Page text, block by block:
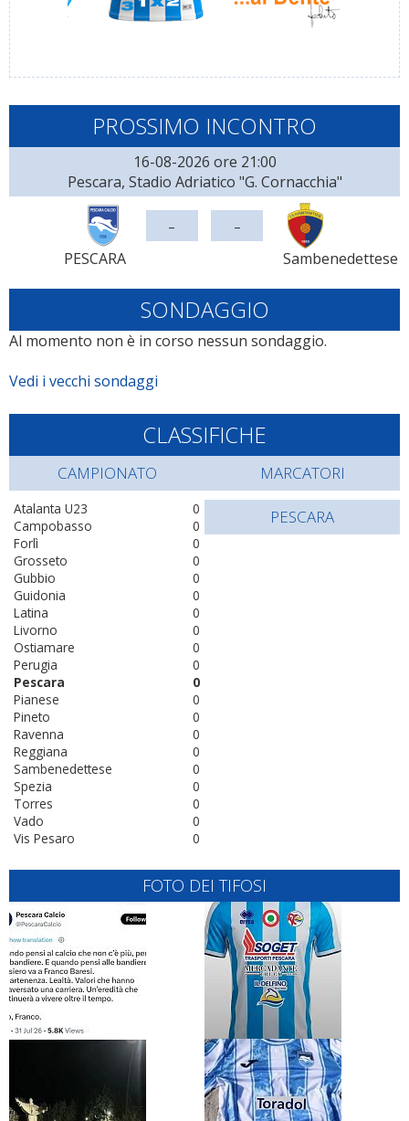
PROSSIMO INCONTRO
16-08-2026 ore 21:00
Pescara, Stadio Adriatico "G. Cornacchia"
PESCARA
- -
Sambenedettese
SONDAGGIO
Al momento non è in corso nessun sondaggio.
Vedi i vecchi sondaggi
CLASSIFICHE
CAMPIONATO
0
Atalanta U23
0
Campobasso
0
Forlì
0
Grosseto
0
Gubbio
0
Guidonia
0
Latina
0
Livorno
0
Ostiamare
0
Perugia
0
Pescara
0
Pianese
0
Pineto
0
Ravenna
0
Reggiana
0
Sambenedettese
0
Spezia
0
Torres
0
Vado
0
Vis Pesaro
MARCATORI
PESCARA
FOTO DEI TIFOSI